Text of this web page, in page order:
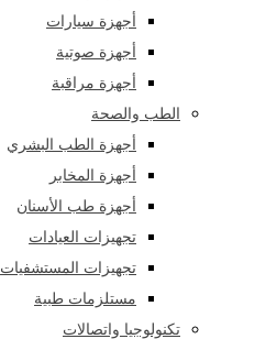
أجهزة سيارات
أجهزة صوتية
أجهزة مراقبة
الطب والصحة
أجهزة الطب البشري
أجهزة المخابر
أجهزة طب الأسنان
تجهيزات العيادات
تجهيزات المستشفيات
مستلزمات طبية
تكنولوجيا واتصالات